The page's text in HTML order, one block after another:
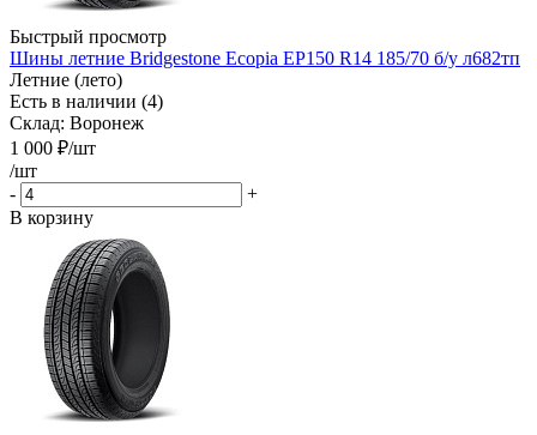
Быстрый просмотр
Шины летние Bridgestone Ecopia EP150 R14 185/70 б/у л682тп
Летние (лето)
Есть в наличии (4)
Склад: Воронеж
1 000 ₽/шт
/шт
-
+
В корзину